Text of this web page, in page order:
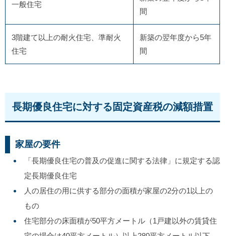
一般住宅
間
3階建て以上の耐火住宅、準耐火
住宅
新築の翌年度から5年
間
長期優良住宅に対する固定資産税の減額措置
家屋の要件
「長期優良住宅の普及の促進に関する法律」に規定する認
定長期優良住宅
人の居住の用に供する部分の面積が家屋の2分の1以上の
もの
住宅部分の床面積が50平方メートル（1戸建以外の賃貸住